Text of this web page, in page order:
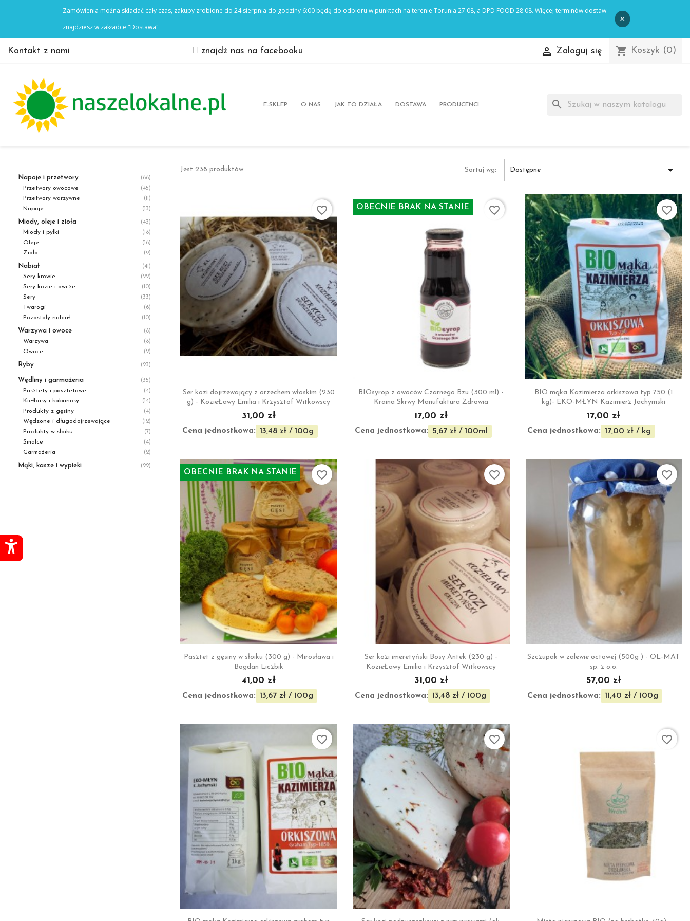
Kontakt z nami znajdź nas na facebooku  Zaloguj się shopping_cart Koszyk (0)
E-SKLEP O NAS JAK TO DZIAŁA DOSTAWA PRODUCENCI search
Napoje i przetwory (66)
Przetwory owocowe (45)
Przetwory warzywne (11)
Napoje (13)
Miody, oleje i zioła (43)
Miody i pyłki (18)
Oleje (16)
Zioła (9)
Nabiał (41)
Sery krowie (22)
Sery kozie i owcze (10)
Sery (33)
Twarogi (6)
Pozostały nabiał (10)
Warzywa i owoce (8)
Warzywa (8)
Owoce (2)
Ryby (23)
Wędliny i garmażeria (35)
Pasztety i pasztetowe (4)
Kiełbasy i kabanosy (14)
Produkty z gęsiny (4)
Wędzone i długodojrzewające (12)
Produkty w słoiku (7)
Smalce (4)
Garmażeria (2)
Mąki, kasze i wypieki (22)
Jest 238 produktów. Sortuj wg: Dostępne 
Szybki podgląd
Ser kozi dojrzewający z orzechem włoskim (230
g) - KozieŁawy Emilia i Krzysztof Witkowscy
31,00 zł
Cena jednostkowa: 13,48 zł / 100g
favorite_border
Szybki podgląd
BIOsyrop z owoców Czarnego Bzu (300 ml) -
Kraina Skrwy Manufaktura Zdrowia
17,00 zł
Cena jednostkowa: 5,67 zł / 100ml
OBECNIE BRAK NA STANIE favorite_border
Szybki podgląd
BIO mąka Kazimierza orkiszowa typ 750 (1
kg)- EKO-MŁYN Kazimierz Jachymski
17,00 zł
Cena jednostkowa: 17,00 zł / kg
favorite_border
Szybki podgląd
Pasztet z gęsiny w słoiku (300 g) - Mirosława i
Bogdan Liczbik
41,00 zł
Cena jednostkowa: 13,67 zł / 100g
OBECNIE BRAK NA STANIE favorite_border
Szybki podgląd
Ser kozi imeretyński Bosy Antek (230 g) -
KozieŁawy Emilia i Krzysztof Witkowscy
31,00 zł
Cena jednostkowa: 13,48 zł / 100g
favorite_border
Szybki podgląd
Szczupak w zalewie octowej (500g ) - OL-MAT
sp. z o.o.
57,00 zł
Cena jednostkowa: 11,40 zł / 100g
favorite_border
favorite_border favorite_border favorite_border